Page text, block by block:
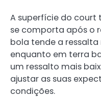
A superfície do
se comporta após o
bola tende a
enquanto em terra
um ressalto mais
ajustar as suas
condições.